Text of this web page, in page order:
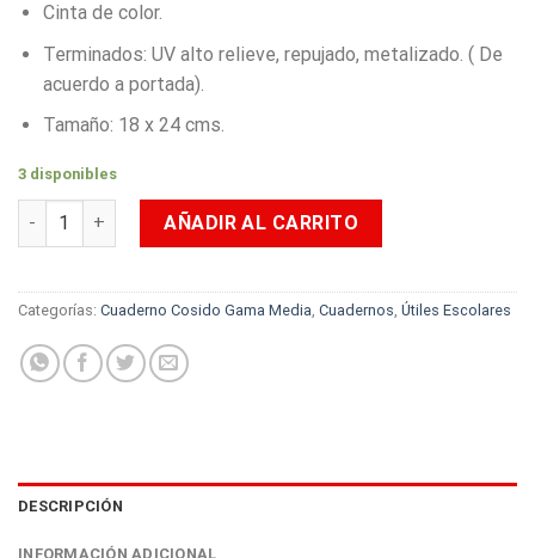
Cinta de color.
Terminados: UV alto relieve, repujado, metalizado. ( De
acuerdo a portada).
Tamaño: 18 x 24 cms.
3 disponibles
Cuaderno Cosido Primavera 100 Hojas Cuadriculado Paw
AÑADIR AL CARRITO
Categorías: Cuaderno Cosido Gama Media Cuadernos Útiles Escolares
DESCRIPCIÓN
INFORMACIÓN ADICIONAL